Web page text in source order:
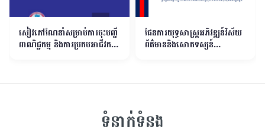
សៀវភៅណែនាំសម្រាប់ការចុះបញ្ជី
ពាណិជ្ជកម្ម និងការប្រកបអាជីវកម្ម
ផែនការយុទ្ធសាស្ត្រអភិវឌ្ឍន៍វិស័យ
ព័ត៌មាននិងសោតទស្សន៍
ទំនាក់ទំនង